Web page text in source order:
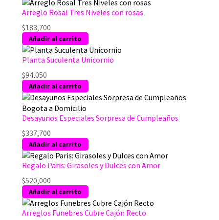
Arreglo Rosal Tres Niveles con rosas
$183,700
Añadir al carrito
Planta Suculenta Unicornio
$94,050
Añadir al carrito
Desayunos Especiales Sorpresa de Cumpleaños
$337,700
Añadir al carrito
Regalo Paris: Girasoles y Dulces con Amor
$520,000
Añadir al carrito
Arreglos Funebres Cubre Cajón Recto